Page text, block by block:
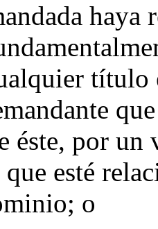
éste, por un
esté
o